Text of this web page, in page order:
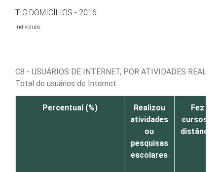
Ir para o conteúdo
TIC DOMICÍLIOS - 2016
Indivíduos
C8 - USUÁRIOS DE INTERNET, POR ATIVIDADES
Total de usuários de Internet
Percentual (%)
Realizou
atividades
ou
pesquisas
escolares
Fez
cursos a
distância